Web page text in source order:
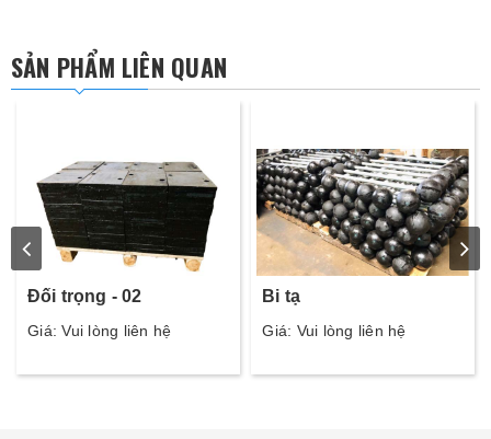
SẢN PHẨM LIÊN QUAN
Đối trọng - 02
Giá: Vui lòng liên hệ
Bi tạ
Giá: Vui lòng liên hệ